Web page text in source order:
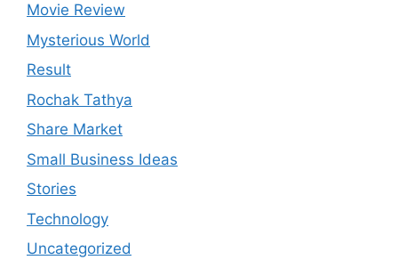
Movie Review
Mysterious World
Result
Rochak Tathya
Share Market
Small Business Ideas
Stories
Technology
Uncategorized